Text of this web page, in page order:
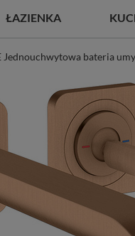
ŁAZIENKA
bateria